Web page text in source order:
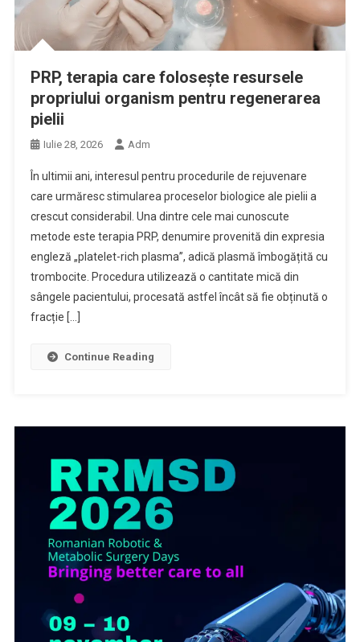
PRP, terapia care folosește resursele
propriului organism pentru regenerarea
pielii
Iulie 28, 2026 Adm
În ultimii ani, interesul pentru procedurile de rejuvenare
care urmăresc stimularea proceselor biologice ale pielii a
crescut considerabil. Una dintre cele mai cunoscute
metode este terapia PRP, denumire provenită din expresia
engleză „platelet-rich plasma”, adică plasmă îmbogățită cu
trombocite. Procedura utilizează o cantitate mică din
sângele pacientului, procesată astfel încât să fie obținută o
fracție […]
Continue Reading